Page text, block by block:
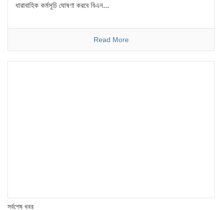
ধারাবাহিক কর্মসূচি ঘোষণা করবে বিএন...
Read More
সর্বশেষ খবর